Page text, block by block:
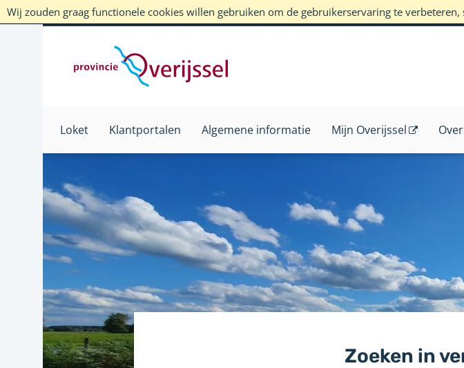
Wij zouden graag functionele cookies willen gebruiken om de gebruikerservaring te verbeteren,
Loket Klantportalen Algemene informatie Mijn Overijssel
Zoeken in